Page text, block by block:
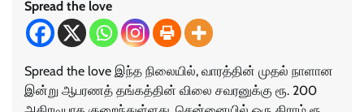
Spread the love
Spread the love இந்த நிலையில், வாரத்தின் முதல் நாளான
இன்று ஆபரணத் தங்கத்தின் விலை சவரனுக்கு ரூ. 200